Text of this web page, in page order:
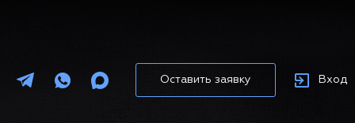
Оставить заявку Вход